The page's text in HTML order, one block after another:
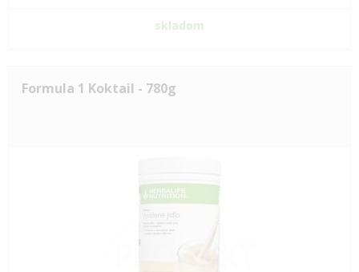
skladom
Formula 1 Koktail - 780g